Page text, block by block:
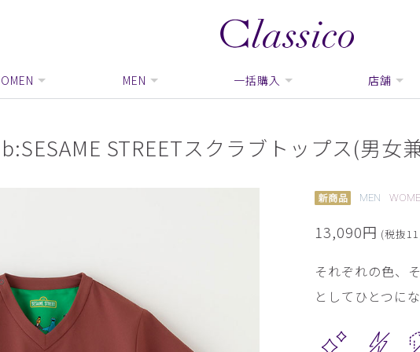
MEN 一括購入 店舗
STREETスクラブトップス(男女
MEN
13,090円 (税抜
それぞれの色、
としてひとつに